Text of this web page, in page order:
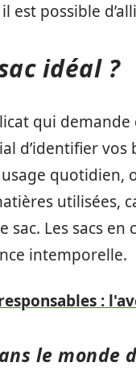
est possible
idéal ?
qui
d’identifier
quotidien,
utilisées,
sac. Les sacs
intemporelle.
:
le monde